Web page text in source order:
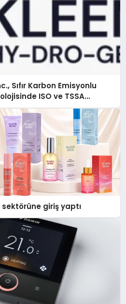
Sıfır Karbon Emisyonlu
ISO ve TSSA
Aldı
giriş yaptı